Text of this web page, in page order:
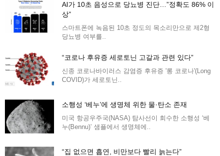
AI가 10초 음성으로 당뇨병 진단…”정확도 86% 이
상”
스마트폰에 녹음된 10초 정도의 목소리만으로 제2형
당뇨병 여부를..
“코로나 후유증 세로토닌 고갈과 관련 있다”
신종 코로나바이러스 감염증 후유증 '롱 코로나'(Long
COVID)가 세로토닌..
소행성 ‘베누’에 생명체 위한 물·탄소 존재
미국 항공우주국(NASA) 탐사선이 회수한 소행성 ‘베
누(Bennu)’ 샘플에서 생명체에..
“집 없으면 흡연, 비만보다 빨리 늙는다”